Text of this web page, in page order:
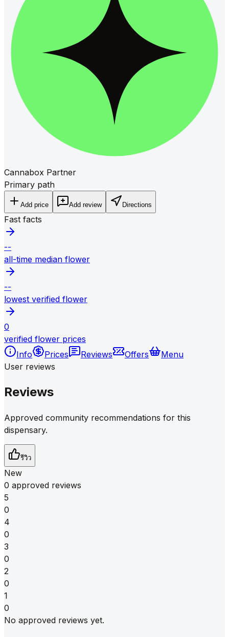
Cannabox Partner
Primary path
Add price Add review Directions
Fast facts
--
all-time median flower
--
lowest verified flower
0
verified flower prices
Info
Prices Reviews Offers
Menu
User reviews
Reviews
Approved community recommendations for this
dispensary.
รีวิว
New
0 approved reviews
5
0
4
0
3
0
2
0
1
0
No approved reviews yet.